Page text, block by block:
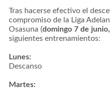
Tras hacerse efectivo el
compromiso de la Liga
Osasuna (domingo 7 de
siguientes entrenamientos:
Lunes:
Descanso
Martes: